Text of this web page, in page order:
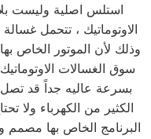
استلس اصلية وليست
الاوتوماتيك ، تتحمل
وذلك لأن الموتور الخاص
سوق الغسالات
بسرعة عاليه جداً قد
الكثير من الكهرباء ولا
البرنامج الخاص بها مصمم